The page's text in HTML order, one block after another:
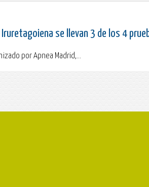
se llevan 3 de los 4
por Apnea Madrid,...